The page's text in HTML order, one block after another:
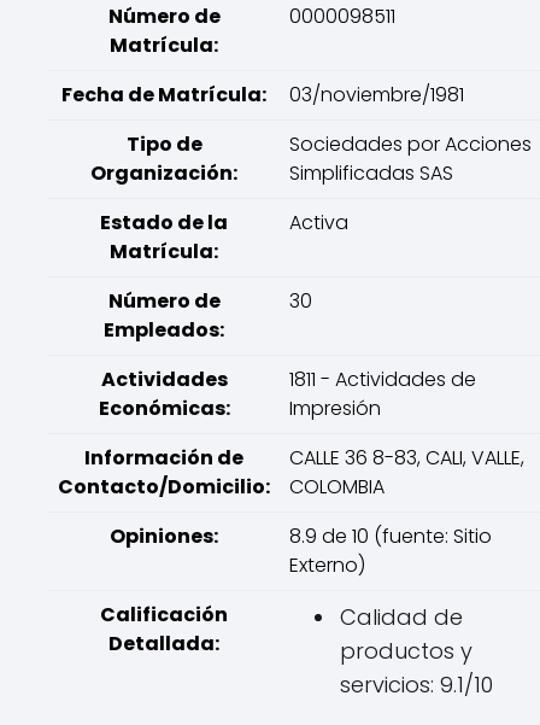
Número de
Matrícula:
0000098511
Fecha de Matrícula:
03/noviembre/1981
Tipo de
Organización:
Sociedades por Acciones
Simplificadas SAS
Estado de la
Matrícula:
Activa
Número de
Empleados:
30
Actividades
Económicas:
1811 - Actividades de
Impresión
Información de
Contacto/Domicilio:
CALLE 36 8-83, CALI, VALLE,
COLOMBIA
Opiniones:
8.9 de 10 (fuente: Sitio
Externo)
Calificación
Detallada:
Calidad de
productos y
servicios: 9.1/10